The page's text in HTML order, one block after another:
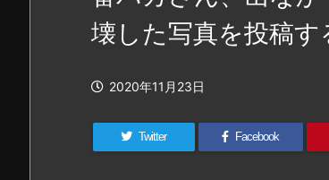
壊した写真を投稿す
2020年11月23日
Twitter Facebook